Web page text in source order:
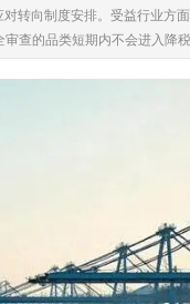
转向制度安排。受益行业方
查的品类短期内不会进入降税